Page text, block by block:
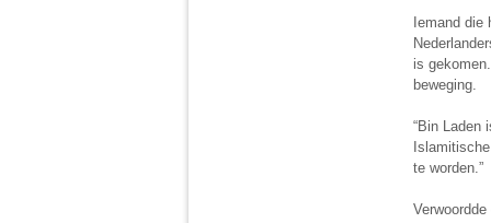
Iemand
is
beweging.
“Bin Laden
te worden.”